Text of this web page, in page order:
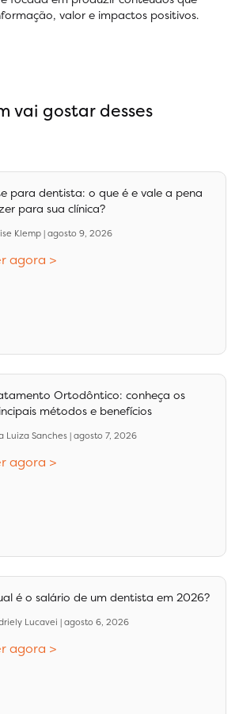
valor e impactos positivos.
vai gostar desses
para dentista: o que é e vale a pena
para sua clínica?
Klemp agosto 9, 2026
agora >
Ortodôntico: conheça os
métodos e benefícios
Luiza Sanches agosto 7, 2026
agora >
é o salário de um dentista em 2026?
Lucavei agosto 6, 2026
agora >